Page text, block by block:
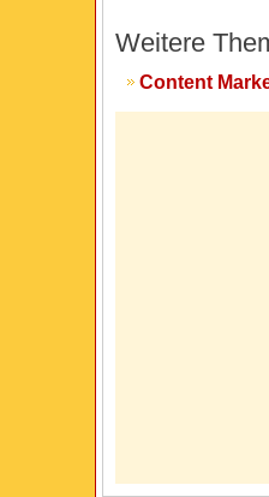
Weitere
Content